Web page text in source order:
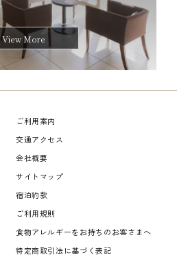
View More
View More
ご利用案内
交通アクセス
会社概要
サイトマップ
宿泊約款
ご利用規則
食物アレルギーをお持ちのお客さまへ
特定商取引法に基づく表記